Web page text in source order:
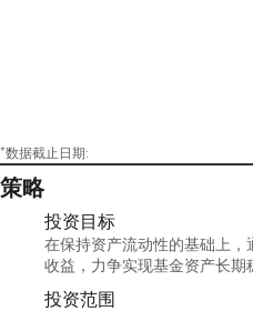
*数据截止日期:
策略
投资目标
在保持资产流动性的基础上
收益，力争实现基金资产长期
投资范围